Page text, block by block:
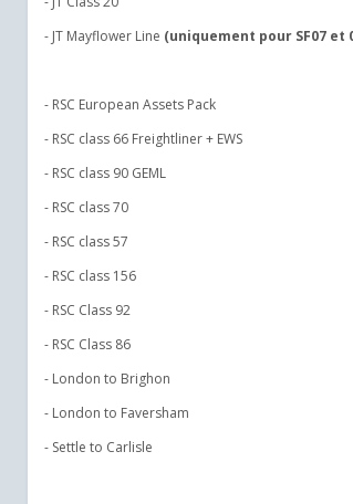
- JT Mayflower Line (uniquement pour SF07 et
- RSC European Assets Pack
- RSC class 66 Freightliner + EWS
- RSC class 90 GEML
- RSC class 70
- RSC class 57
- RSC class 156
- RSC Class 92
- RSC Class 86
- London to Brighon
- London to Faversham
- Settle to Carlisle